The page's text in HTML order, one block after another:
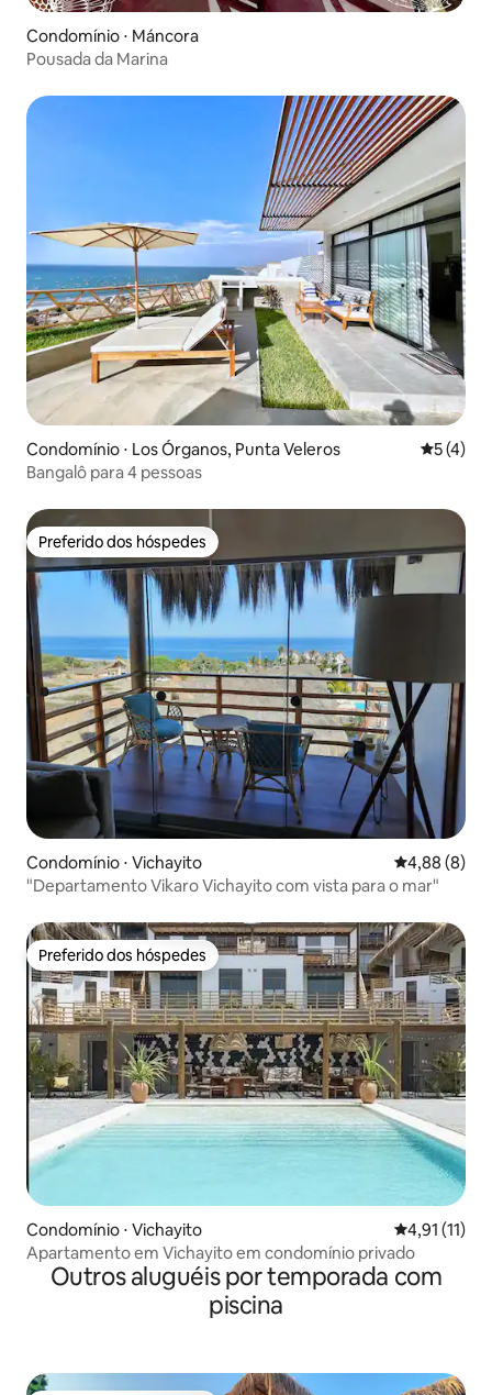
Condomínio ⋅ Máncora
Pousada da Marina
Condomínio ⋅ Los Órganos, Punta Veleros 5 de
5 (4)
Bangalô para 4 pessoas
Preferido dos hóspedes
Preferido dos hóspedes
Condomínio ⋅ Vichayito 4,88 de uma
4,88 (8)
"Departamento Vikaro Vichayito com vista para o mar"
Preferido dos hóspedes
Preferido dos hóspedes
Condomínio ⋅ Vichayito 4,91 de uma
4,91 (11)
Apartamento em Vichayito em condomínio privado
Outros aluguéis por temporada com
piscina